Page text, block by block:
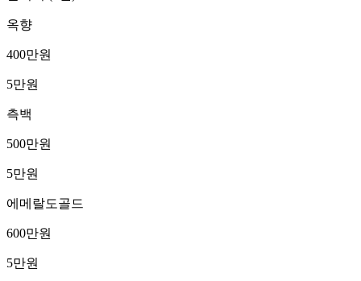
옥향
400만원
5만원
측백
500만원
5만원
에메랄도골드
600만원
5만원